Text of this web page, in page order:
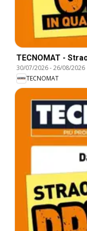
TECNOMAT -
30/07/2026-26/08/2026
TECNOMAT